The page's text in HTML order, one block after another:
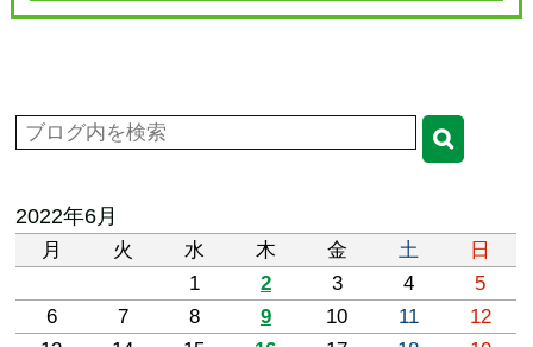
2022年6月
月 火 水 木 金 土
日
1
2 3 4
5
6
7 8 9 10 11
12